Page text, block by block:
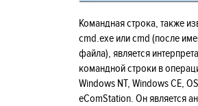
Командная строка, также
cmd.exe или cmd (после
файла), является
командной строки в
Windows NT, Windows CE,
eComStation. Он является